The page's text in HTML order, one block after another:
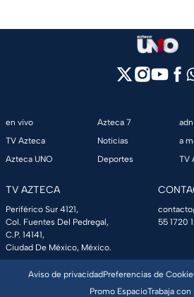
en vivo
TV Azteca
Azteca UNO
Azteca 7
Noticias
Deportes
a
TV
TV AZTECA
Periférico Sur 4121,
Col. Fuentes Del Pedregal,
C.P. 14141,
Ciudad De México, México.
55 1720
Aviso de privacidadPreferencias de
Promo EspacioTrabaja con